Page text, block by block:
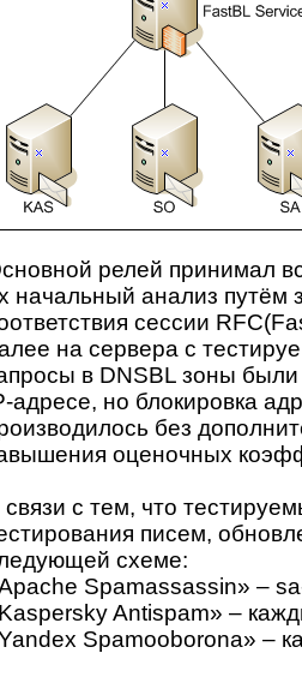
релей принимал
начальный анализ путём
сессии
на сервера с
в DNSBL зоны
адресе, но блокировка
без
оценочных
связи с тем, что
писем,
схеме:
Spamassassin» –
Antispam» –
Spamooborona» –